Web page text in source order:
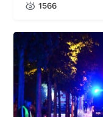
1566